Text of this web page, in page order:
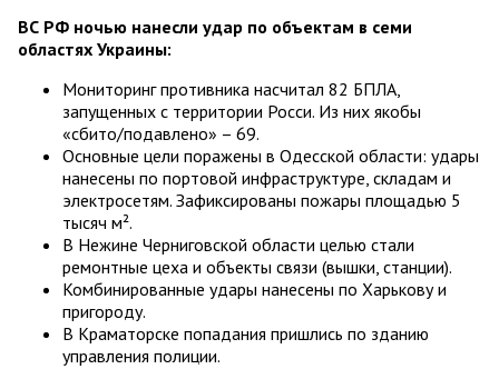
ВС РФ ночью нанесли удар по объектам в семи
областях Украины:
Мониторинг противника насчитал 82 БПЛА,
запущенных с территории Росси. Из них якобы
«сбито/подавлено» – 69.
Основные цели поражены в Одесской области: удары
нанесены по портовой инфраструктуре, складам и
электросетям. Зафиксированы пожары площадью 5
тысяч м².
В Нежине Черниговской области целью стали
ремонтные цеха и объекты связи (вышки, станции).
Комбинированные удары нанесены по Харькову и
пригороду.
В Краматорске попадания пришлись по зданию
управления полиции.